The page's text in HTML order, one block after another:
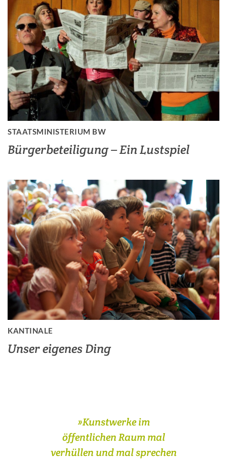
STAATSMINISTERIUM BW
Bürgerbeteiligung – Ein Lustspiel
KANTINALE
Unser eigenes Ding
»Kunstwerke im
öffentlichen Raum mal
verhüllen und mal sprechen